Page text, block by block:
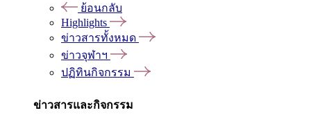
ย้อนกลับ
Highlights
ข่าวสารทั้งหมด
ข่าวจุฬาฯ
ปฏิทินกิจกรรม
ข่าวสารและกิจกรรม